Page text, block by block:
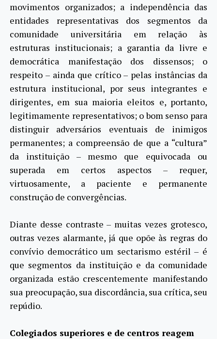
movimentos organizados; a independência das
entidades representativas dos segmentos da
comunidade universitária em relação às
estruturas institucionais; a garantia da livre e
democrática manifestação dos dissensos; o
respeito – ainda que crítico – pelas instâncias da
estrutura institucional, por seus integrantes e
dirigentes, em sua maioria eleitos e, portanto,
legitimamente representativos; o bom senso para
distinguir adversários eventuais de inimigos
permanentes; a compreensão de que a “cultura”
da instituição – mesmo que equivocada ou
superada em certos aspectos – requer,
virtuosamente, a paciente e permanente
construção de convergências.
Diante desse contraste – muitas vezes grotesco,
outras vezes alarmante, já que opõe às regras do
convívio democrático um sectarismo estéril – é
que segmentos da instituição e da comunidade
organizada estão crescentemente manifestando
sua preocupação, sua discordância, sua crítica, seu
repúdio.
Colegiados superiores e de centros reagem